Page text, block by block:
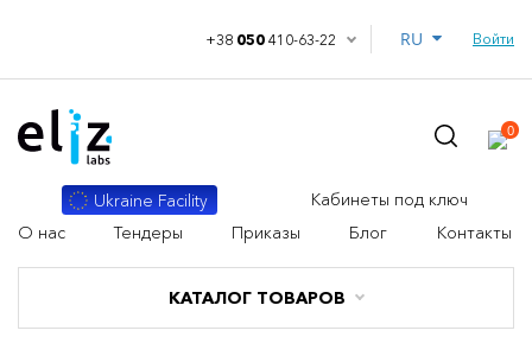
+38 050410-63-22 Войти
КАТАЛОГ ТОВАРОВ
Ukraine Facility
Кабинеты под ключ
О нас
Тендеры Приказы Блог Контакты
0